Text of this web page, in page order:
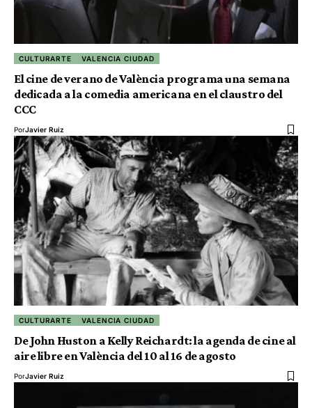
CULTURARTE VALENCIA CIUDAD
El cine de verano de València programa una semana
dedicada a la comedia americana en el claustro del
CCC
PorJavier Ruiz
CULTURARTE VALENCIA CIUDAD
De John Huston a Kelly Reichardt: la agenda de cine al
aire libre en València del 10 al 16 de agosto
PorJavier Ruiz